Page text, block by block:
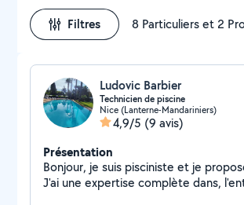
Filtres 8 Particuliers et 2
Ludovic Barbier
Technicien de piscine
Nice (Lanterne-Mandariniers)
4,9/5 (9 avis)
Présentation
Bonjour, je suis pisciniste et je propose mes services.
J'ai une expertise complète dans,